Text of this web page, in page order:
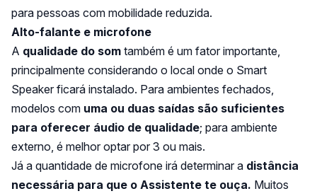
para pessoas com mobilidade reduzida.
Alto-falante e microfone
A qualidade do som também é um fator importante,
principalmente considerando o local onde o Smart
Speaker ficará instalado. Para ambientes fechados,
modelos com uma ou duas saídas são suficientes
para oferecer áudio de qualidade; para ambiente
externo, é melhor optar por 3 ou mais.
Já a quantidade de microfone irá determinar a distância
necessária para que o Assistente te ouça. Muitos